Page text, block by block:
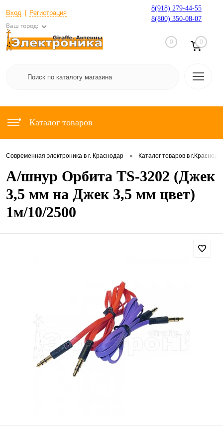
Вход Регистрация
Ваш город:
8(918) 279-44-55
8(800) 350-08-07
0 0
Каталог товаров
Современная электроника в г. Краснодар • Каталог товаров в
А/шнур Орбита TS-3202 (Джек
3,5 мм на Джек 3,5 мм цвет)
1м/10/2500